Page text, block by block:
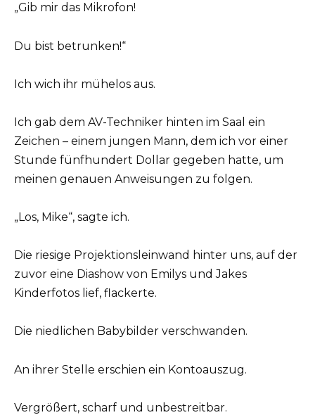
„Gib mir das Mikrofon!
Du bist betrunken!“
Ich wich ihr mühelos aus.
Ich gab dem AV-Techniker hinten im Saal ein
Zeichen – einem jungen Mann, dem ich vor einer
Stunde fünfhundert Dollar gegeben hatte, um
meinen genauen Anweisungen zu folgen.
„Los, Mike“, sagte ich.
Die riesige Projektionsleinwand hinter uns, auf der
zuvor eine Diashow von Emilys und Jakes
Kinderfotos lief, flackerte.
Die niedlichen Babybilder verschwanden.
An ihrer Stelle erschien ein Kontoauszug.
Vergrößert, scharf und unbestreitbar.